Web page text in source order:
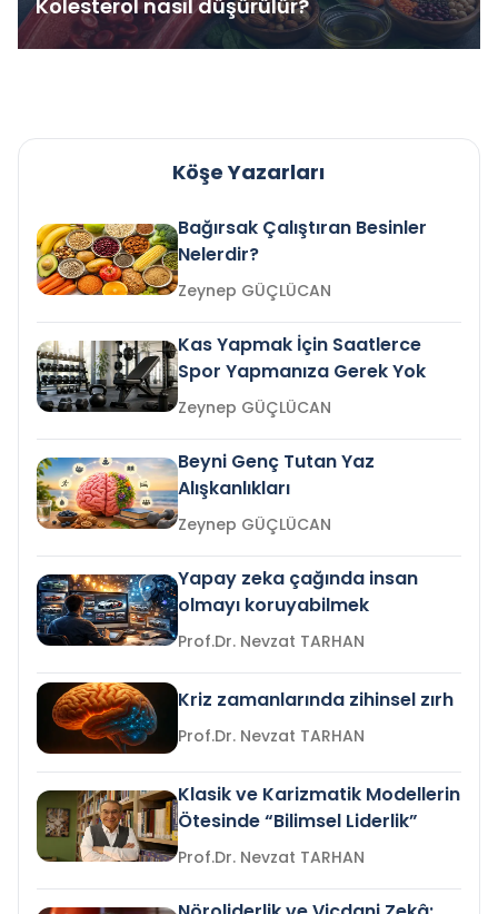
Kolesterol nasıl düşürülür?
Köşe Yazarları
Bağırsak Çalıştıran Besinler
Nelerdir?
Zeynep GÜÇLÜCAN
Kas Yapmak İçin Saatlerce
Spor Yapmanıza Gerek Yok
Zeynep GÜÇLÜCAN
Beyni Genç Tutan Yaz
Alışkanlıkları
Zeynep GÜÇLÜCAN
Yapay zeka çağında insan
olmayı koruyabilmek
Prof.Dr. Nevzat TARHAN
Kriz zamanlarında zihinsel zırh
Prof.Dr. Nevzat TARHAN
Klasik ve Karizmatik Modellerin
Ötesinde “Bilimsel Liderlik”
Prof.Dr. Nevzat TARHAN